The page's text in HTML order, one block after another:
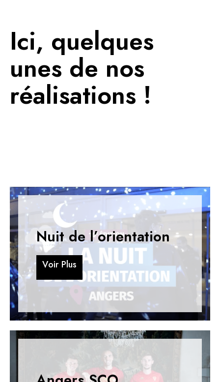
Ici, quelques
unes de nos
réalisations !
Nuit de l’orientation
Voir Plus
Voir Plus